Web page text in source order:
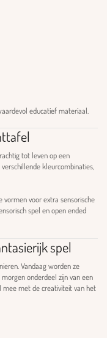
educatief materiaal.
tot leven op een
kleurcombinaties,
vormen voor extra sensorische
spel en open ended
spel
Vandaag worden ze
onderdeel zijn van een
met de creativiteit van het